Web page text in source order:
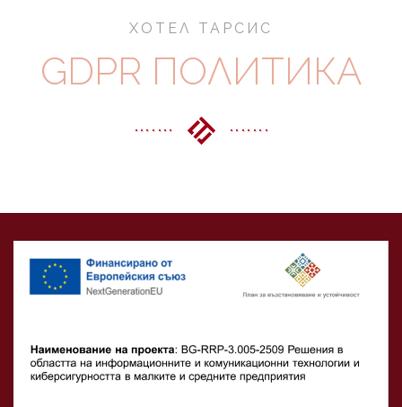
ХОТЕЛ ТАРСИС
GDPR ПОЛИТИКА